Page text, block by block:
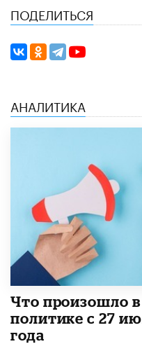
ПОДЕЛИТЬСЯ
АНАЛИТИКА
​Что произошло в
политике с 27
года